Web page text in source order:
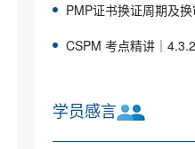
PMP证书换证周期及
CSPM 考点精讲｜
学员感言